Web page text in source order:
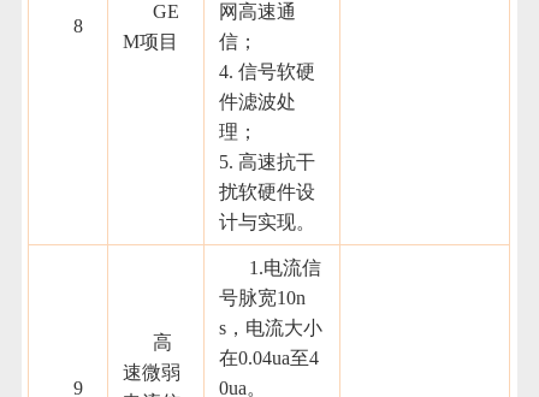
8
GE
M项目
网高速通
信；
4. 信号软硬
件滤波处
理；
5. 高速抗干
扰软硬件设
计与实现。
9
高
速微弱
1.电流信
号脉宽10n
s，电流大小
在0.04ua至4
0ua。